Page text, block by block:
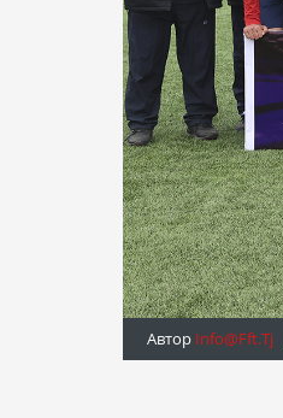
Автор Info@fft.tj